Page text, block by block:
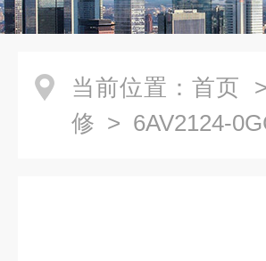
当前位置： 首页
修 > 6AV2124-